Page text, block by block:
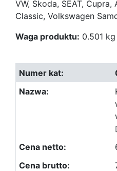
VW, Skoda, SEAT,
Classic, Volkswagen
Waga produktu: 0.501 kg